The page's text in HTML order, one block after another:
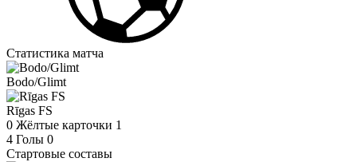
Статистика матча
Bodo/Glimt
Rīgas FS
0 Жёлтые карточки 1
4 Голы 0
Стартовые составы